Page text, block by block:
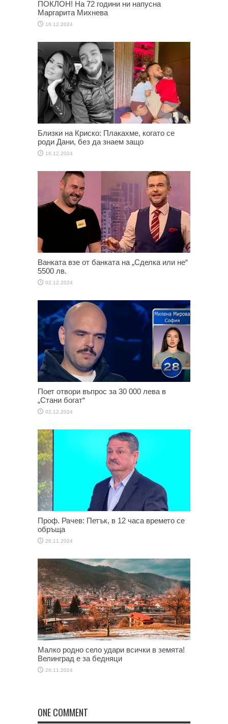
ПОКЛОН! На 72 години ни напусна
Маргарита Михнева
16.12.2024
Близки на Криско: Плакахме, когато се
роди Дани, без да знаем защо
16.12.2024
Ванката взе от банката на „Сделка или не“
5500 лв.
02.12.2024
Поет отвори въпрос за 30 000 лева в
„Стани богат“
02.12.2024
Проф. Рачев: Петък, в 12 часа времето се
обръща
26.11.2024
Малко родно село удари всички в земята!
Велинград е за бедняци
26.11.2024
ONE COMMENT